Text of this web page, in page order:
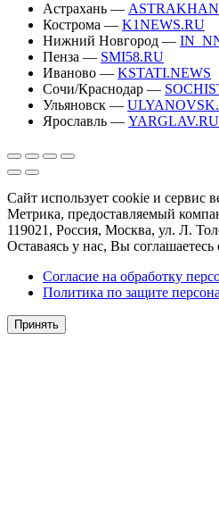
Астрахань —
Кострома — K1NEWS.RU
Нижний Новгород —
Пенза — SMI58.RU
Иваново — KSTATI.NEWS
Сочи/Краснодар —
Ульяновск —
Ярославль — YARGLAV.RU
Сайт использует cookie и сервис
Метрика, предоставляемый
119021, Россия, Москва, ул. Л.
Оставаясь у нас, Вы соглашаетесь
Согласие на обработку
Политика по защите
Принять